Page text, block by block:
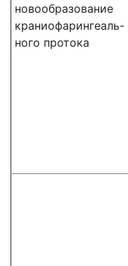
новообразование
краниофарингеаль-
ного протока